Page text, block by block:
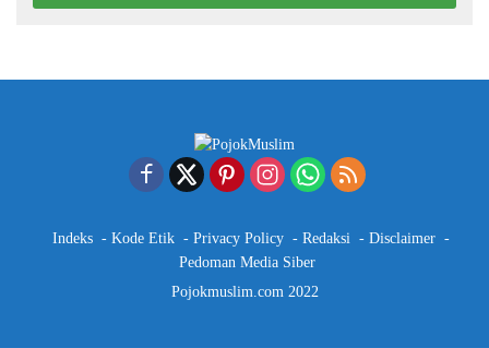
Indeks Kode Etik Privacy Policy Redaksi
Disclaimer
Pedoman Media Siber
Pojokmuslim.com 2022